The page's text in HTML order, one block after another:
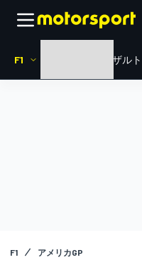
F1 リザルト
F1 アメリカGP